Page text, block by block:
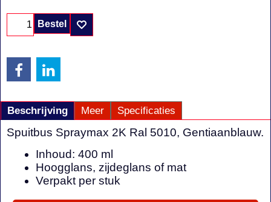
Bestel
Beschrijving Meer Specificaties
Spuitbus Spraymax 2K Ral 5010, Gentiaanblauw.
Inhoud: 400 ml
Hoogglans, zijdeglans of mat
Verpakt per stuk